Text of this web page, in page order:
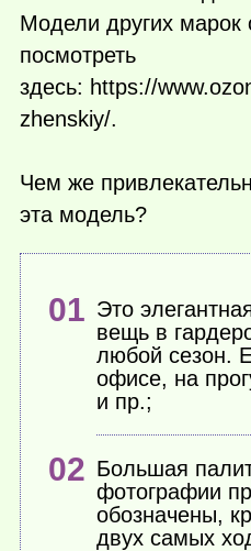
Модели других
посмотреть
здесь: https://
zhenskiy/.
Чем же
эта модель?
Это
вещь в
любой сезон.
офисе, на
и пр.;
Большая
фотографии
обозначены,
двух самых